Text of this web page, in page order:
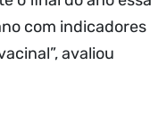
com indicadores
avaliou